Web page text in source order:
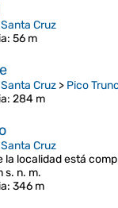
Santa Cruz
: 56 m
Santa Cruz > Pico
: 284 m
Santa Cruz
la localidad está
s. n. m.
: 346 m